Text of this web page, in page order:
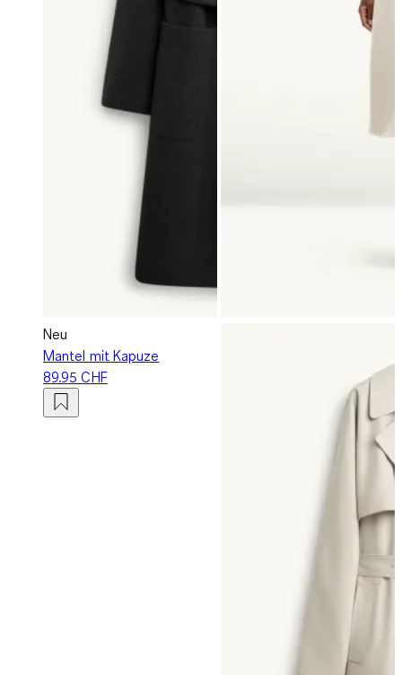
Neu
Mantel mit Kapuze
89.95 CHF